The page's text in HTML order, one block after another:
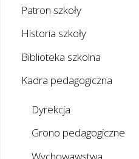
Patron szkoły
Historia szkoły
Biblioteka szkolna
Kadra pedagogiczna
Dyrekcja
Grono pedagogiczne
Wychowawstwa